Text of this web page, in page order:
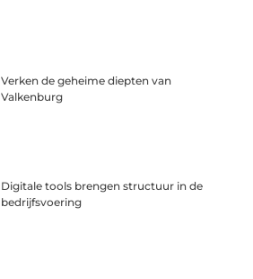
Verken de geheime diepten van
Valkenburg
Digitale tools brengen structuur in de
bedrijfsvoering